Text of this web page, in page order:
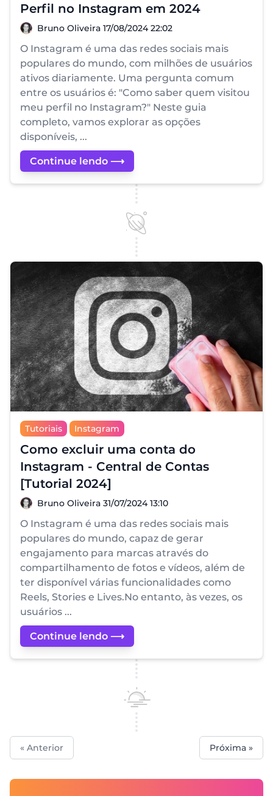
Perfil no Instagram em 2024
Bruno Oliveira
Bruno Oliveira 17/08/2024 22:02
O Instagram é uma das redes sociais mais
populares do mundo, com milhões de usuários
ativos diariamente. Uma pergunta comum
entre os usuários é: "Como saber quem visitou
meu perfil no Instagram?" Neste guia
completo, vamos explorar as opções
disponíveis, ...
Continue lendo ⟶
Tutoriais Instagram
Como excluir uma conta do
Instagram - Central de Contas
[Tutorial 2024]
Bruno Oliveira
Bruno Oliveira 31/07/2024 13:10
O Instagram é uma das redes sociais mais
populares do mundo, capaz de gerar
engajamento para marcas através do
compartilhamento de fotos e vídeos, além de
ter disponível várias funcionalidades como
Reels, Stories e Lives.No entanto, às vezes, os
usuários ...
Continue lendo ⟶
« Anterior Próxima »